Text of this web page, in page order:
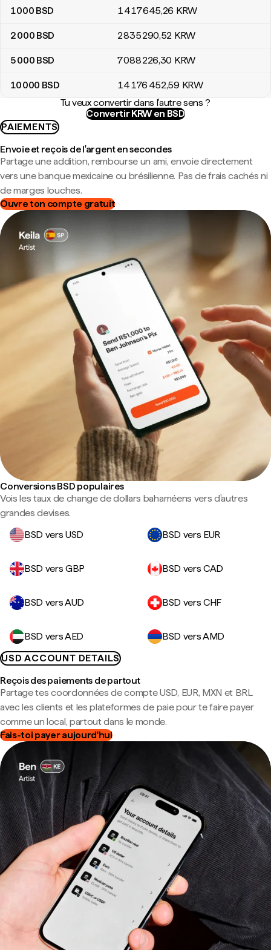
1 000 BSD 1 417 645,26 KRW
2 000 BSD 2 835 290,52 KRW
5 000 BSD 7 088 226,30 KRW
10 000 BSD 14 176 452,59 KRW
Tu veux convertir dans l'autre sens ?
Convertir KRW en BSD
PAIEMENTS
Envoie et reçois de l'argent en secondes
Partage une addition, rembourse un ami, envoie directement
vers une banque mexicaine ou brésilienne. Pas de frais cachés ni
de marges louches.
Ouvre ton compte gratuit
Conversions BSD populaires
Vois les taux de change de dollars bahaméens vers d'autres
grandes devises.
BSD vers USD
BSD vers EUR
BSD vers GBP BSD vers CAD
BSD vers AUD BSD vers CHF
BSD vers AED
BSD vers AMD
USD ACCOUNT DETAILS
Reçois des paiements de partout
Partage tes coordonnées de compte USD, EUR, MXN et BRL
avec les clients et les plateformes de paie pour te faire payer
comme un local, partout dans le monde.
Fais-toi payer aujourd'hui